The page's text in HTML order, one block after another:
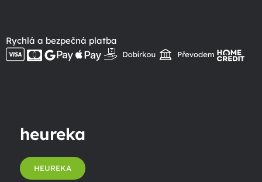
Rychlá a bezpečná platba
heureka
HEUREKA